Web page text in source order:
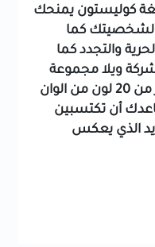
كوليستون يمنحك
لشخصيتك كما
والتجدد كما
ويلا مجموعة
متنوعة وجذابة قد تصل الى أكثر من 20 لون من الوان
أن تكتسبين
الذي يعكس